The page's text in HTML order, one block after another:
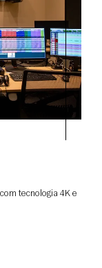
tecnologia 4K e